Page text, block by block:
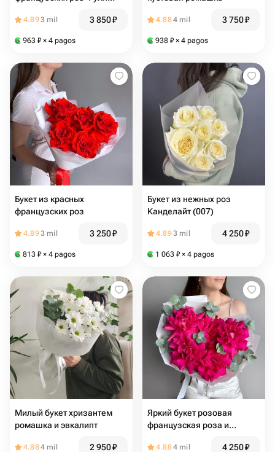
4.893 mil 3 850₽
963 ₽ × 4 pagos
4.884 mil 3 750₽
938 ₽ × 4 pagos
Букет из красных
французских роз
4.893 mil 3 250₽
813 ₽ × 4 pagos
Букет из нежных роз
Канделайт (007)
4.893 mil 4 250₽
1 063 ₽ × 4 pagos
Милый букет хризантем
ромашка и эвкалипт
4.884 mil 2 950₽
Яркий букет розовая
французская роза и
4.884 mil 4 250₽